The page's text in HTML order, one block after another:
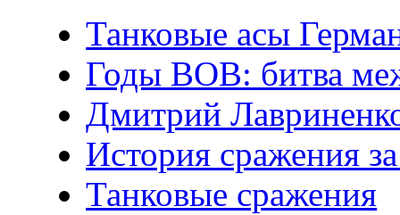
Танковые асы
Годы ВОВ: битва
Дмитрий
История сражения
Танковые сражения